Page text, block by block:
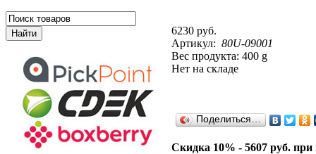
6230 руб.
Артикул: 80U-09001
Вес продукта: 400 g
Нет на складе
Поделиться…
Скидка 10% - 5607 руб.